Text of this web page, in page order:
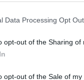
Data Processing Opt
opt-out of the Sharing of
opt-out of the Sale of my
di
ricco e
per il 2012,
alcune griffe